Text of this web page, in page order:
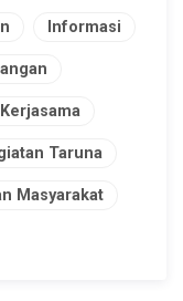
Informasi
Kerjasama
Taruna
Masyarakat